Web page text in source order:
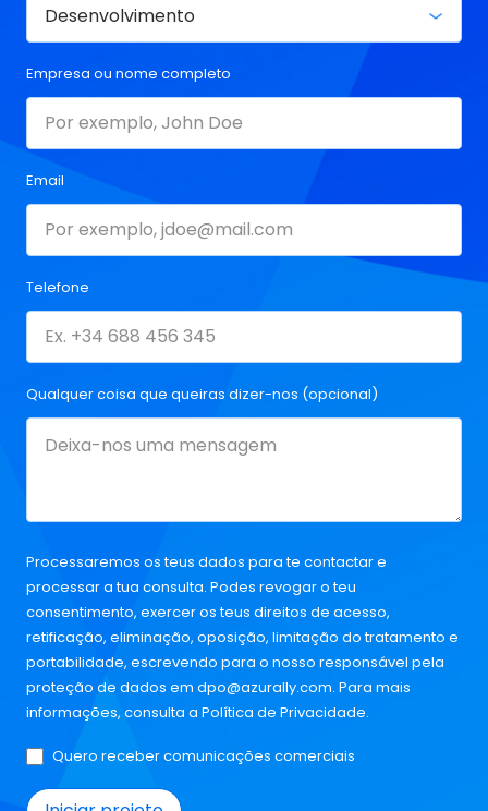
Empresa ou nome completo
Email
Telefone
Qualquer coisa que queiras dizer-nos (opcional)
Processaremos os teus dados para te contactar e
processar a tua consulta. Podes revogar o teu
consentimento, exercer os teus direitos de acesso,
retificação, eliminação, oposição, limitação do tratamento e
portabilidade, escrevendo para o nosso responsável pela
proteção de dados em dpo@azurally.com. Para mais
informações, consulta a Política de Privacidade.
Quero receber comunicações comerciais